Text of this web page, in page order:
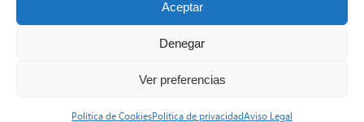
Aceptar
Denegar
Ver preferencias
Política de CookiesPolítica de privacidadAviso Legal
Desarrollo Web por Kiwop